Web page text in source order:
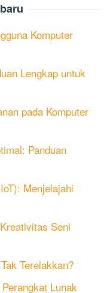
Komputer
Lengkap untuk
pada Komputer
Panduan
Menjelajahi
Seni
Terelakkan?
Lunak